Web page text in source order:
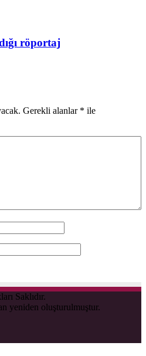
röportaj
Gerekli alanlar * ile
Saklıdır.
yeniden oluşturulmuştur.